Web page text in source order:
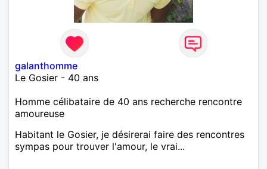
galanthomme
Le Gosier - 40 ans
Homme célibataire de 40 ans recherche rencontre
amoureuse
Habitant le Gosier, je désirerai faire des rencontres
sympas pour trouver l'amour, le vrai...